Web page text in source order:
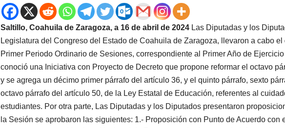
Saltillo, Coahuila de Zaragoza, a 16 de abril de 2024Las Diputadas y los
Legislatura del Congreso del Estado de Coahuila de Zaragoza, llevaron a cabo el
Primer Periodo Ordinario de Sesiones, correspondiente al Primer Año de
conoció una Iniciativa con Proyecto de Decreto que propone reformar el octavo
y se agrega un décimo primer párrafo del artículo 36, y el quinto párrafo, sexto
octavo párrafo del artículo 50, de la Ley Estatal de Educación, referentes al
estudiantes. Por otra parte, Las Diputadas y los Diputados presentaron
la Sesión se aprobaron las siguientes: 1.- Proposición con Punto de Acuerdo con